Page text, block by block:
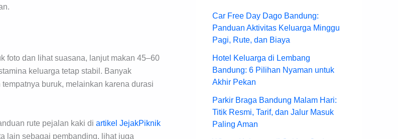
foto dan lihat suasana, lanjut makan 45–60
keluarga tetap stabil. Banyak
buruk, melainkan karena durasi
rute pejalan kaki di artikel JejakPiknik
lain sebagai pembanding, lihat juga
Car Free Day Dago Bandung:
Panduan Aktivitas Keluarga Minggu
Pagi, Rute, dan Biaya
Hotel Keluarga di Lembang
Bandung: 6 Pilihan Nyaman untuk
Akhir Pekan
Parkir Braga Bandung Malam Hari:
Titik Resmi, Tarif, dan Jalur Masuk
Paling Aman